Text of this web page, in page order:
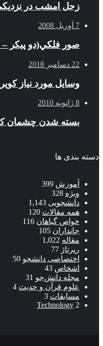
زحل امشب در
7 آوریل 2008
صور فلكي(دو پیکر –
22 دسامبر 2018
وسایل مورد نیاز
8 ژانویه 2010
بسته شدن چشمان
دسته بندی ها
آموزش 399
ویژه 328
دانشجویی 1,143
همه مقالات 120
خواص گیاهان 116
جانداران 105
مقاله 1,022
رپرتاژ 77
اختصاصی دانشجو 50
اشخاص 43
مجله دانش‌جو 31
علوم قرآن و حدیث 4
مسابقات 3
Technology 2